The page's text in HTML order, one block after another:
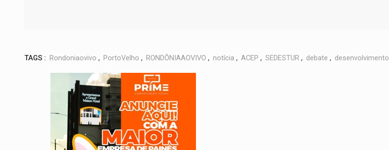
TAGS : Rondoniaovivo , PortoVelho , RONDÔNIAAOVIVO , notícia , ACEP , SEDESTUR , debate , desenvolvimento